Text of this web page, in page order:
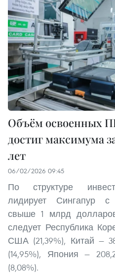
Объём освоенных
достиг максимума
лет
06/02/2026 09:45
По структуре
лидирует Сингапур с
свыше 1 млрд
следует Республика
США (21,39%), Китай —
(14,95%), Япония —
(8,08%).